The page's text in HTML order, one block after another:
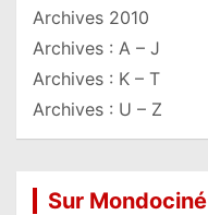
Archives 2010
Archives : A – J
Archives : K – T
Archives : U – Z
Sur Mondociné